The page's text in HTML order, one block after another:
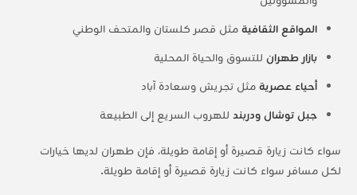
المواقع الثقافيةمثل قصر كلستان والمتحف الوطني
بازار طهرانللتسوق والحياة المحلية
أحياء عصريةمثل تجريش وسعادة آباد
جبل توشال ودربندللهروب السريع إلى الطبيعة
سواء كانت زيارة قصيرة أو إقامة طويلة، فإن طهران لديها خيارات
لكل مسافر سواء كانت زيارة قصيرة أو إقامة طويلة.